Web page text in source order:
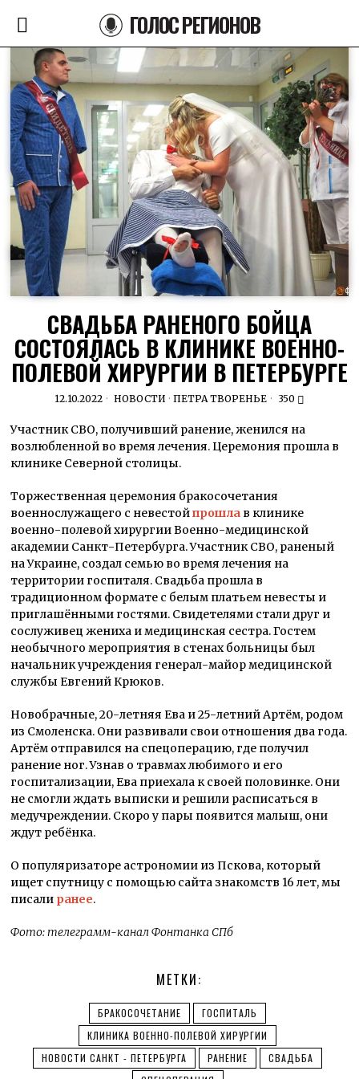
ГОЛОС РЕГИОНОВ
СВАДЬБА РАНЕНОГО БОЙЦА
СОСТОЯЛАСЬ В КЛИНИКЕ ВОЕННО-
ПОЛЕВОЙ ХИРУРГИИ В ПЕТЕРБУРГЕ
12.10.2022 НОВОСТИ · ПЕТРА ТВОРЕНЬЕ 350
Участник СВО, получивший ранение, женился на
возлюбленной во время лечения. Церемония прошла в
клинике Северной столицы.
Торжественная церемония бракосочетания
военнослужащего с невестойпрошла в клинике
военно-полевой хирургии Военно-медицинской
академии Санкт-Петербурга. Участник СВО, раненый
на Украине, создал семью во время лечения на
территории госпиталя. Свадьба прошла в
традиционном формате с белым платьем невесты и
приглашёнными гостями. Свидетелями стали друг и
сослуживец жениха и медицинская сестра. Гостем
необычного мероприятия в стенах больницы был
начальник учреждения генерал-майор медицинской
службы Евгений Крюков.
Новобрачные, 20-летняя Ева и 25-летний Артём, родом
из Смоленска. Они развивали свои отношения два года.
Артём отправился на спецоперацию, где получил
ранение ног. Узнав о травмах любимого и его
госпитализации, Ева приехала к своей половинке. Они
не смогли ждать выписки и решили расписаться в
медучреждении. Скоро у пары появится малыш, они
ждут ребёнка.
О популяризаторе астрономии из Пскова, который
ищет спутницу с помощью сайта знакомств 16 лет, мы
писали ранее.
Фото: телеграмм-канал Фонтанка СПб
МЕТКИ:
БРАКОСОЧЕТАНИЕ
ГОСПИТАЛЬ
КЛИНИКА ВОЕННО-ПОЛЕВОЙ ХИРУРГИИ
НОВОСТИ САНКТ - ПЕТЕРБУРГА
РАНЕНИЕ
СВАДЬБА